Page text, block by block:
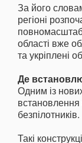
За його
регіоні
області вже
та укріплені
Де
Одним із
встановлення
безпілотників.
Такі